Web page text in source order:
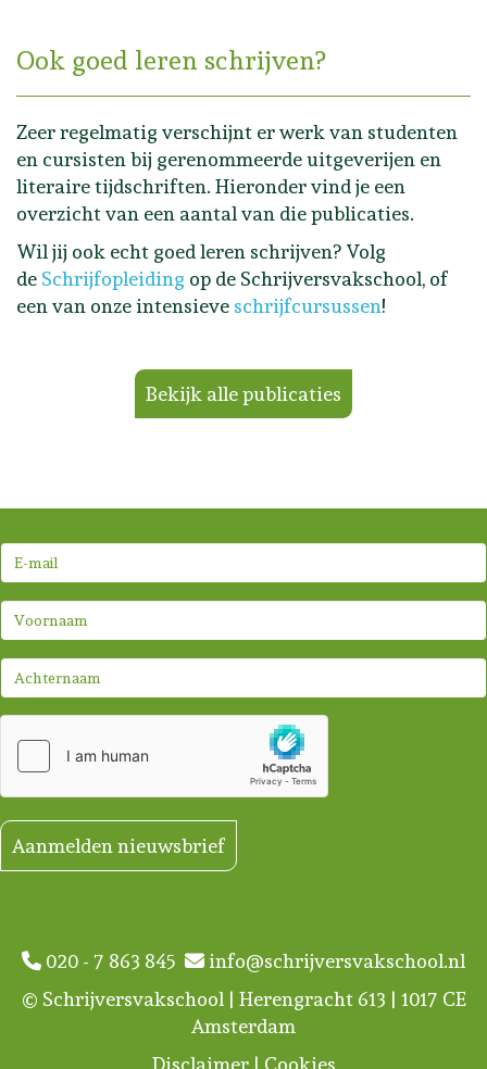
Ook goed leren schrijven?
Zeer regelmatig verschijnt er werk van studenten
en cursisten bij gerenommeerde uitgeverijen en
literaire tijdschriften. Hieronder vind je een
overzicht van een aantal van die publicaties.
Wil jij ook echt goed leren schrijven? Volg
de Schrijfopleiding op de Schrijversvakschool, of
een van onze intensieve schrijfcursussen!
Bekijk alle publicaties
Aanmelden nieuwsbrief
020 - 7 863 845
info@schrijversvakschool.nl
© Schrijversvakschool | Herengracht 613 | 1017 CE
Amsterdam
Disclaimer| Cookies